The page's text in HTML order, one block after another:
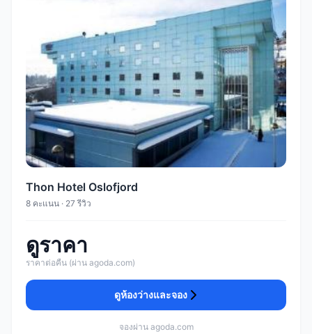
Thon Hotel Oslofjord
8 คะแนน · 27 รีวิว
ดูราคา
ราคาต่อคืน (ผ่าน agoda.com)
ดูห้องว่างและจอง
จองผ่าน agoda.com